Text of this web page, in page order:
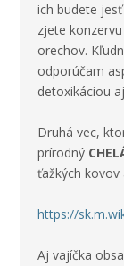
ich budete
zjete
orechov.
odporúčam
detoxikáciou
Druhá vec,
prírodný
ťažkých kovov
https://
Ajvajíčka